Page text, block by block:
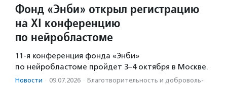
Фонд «Энби» открыл регистрацию
на XI конференцию
по нейробластоме
11-я конференция фонда «Энби»
по нейробластоме пройдет 3–4 октября в Москве.
Новости · 09.07.2026 · Благотвори­тель­ность и доброволь­